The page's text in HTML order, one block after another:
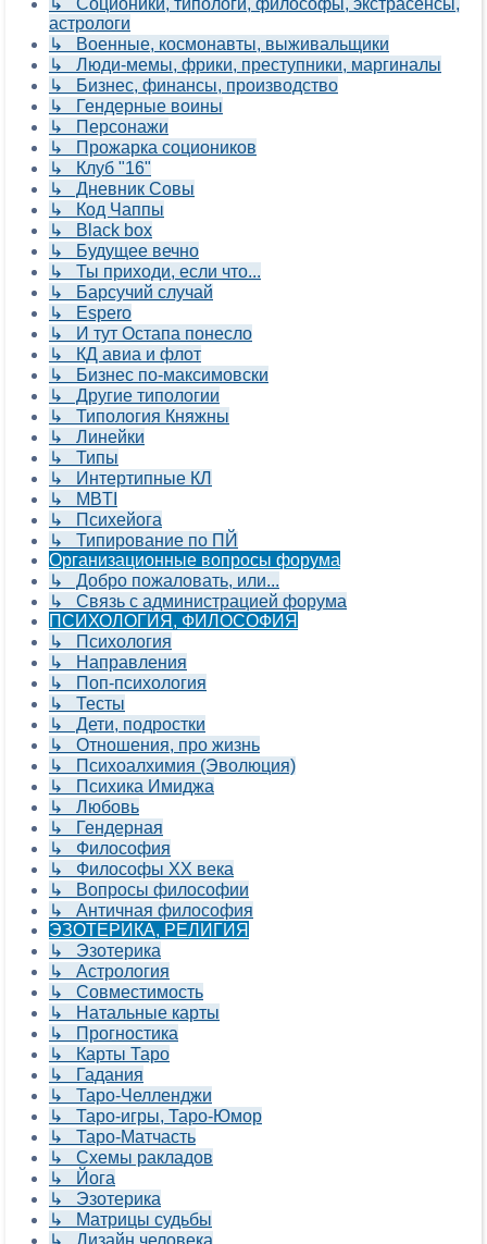
↳ Соционики, типологи, философы, экстрасенсы,
астрологи
↳ Военные, космонавты, выживальщики
↳ Люди-мемы, фрики, преступники, маргиналы
↳ Бизнес, финансы, производство
↳ Гендерные воины
↳ Персонажи
↳ Прожарка социоников
↳ Клуб "16"
↳ Дневник Совы
↳ Код Чаппы
↳ Black box
↳ Будущее вечно
↳ Ты приходи, если что...
↳ Барсучий случай
↳ Espero
↳ И тут Остапа понесло
↳ КД авиа и флот
↳ Бизнес по-максимовски
↳ Другие типологии
↳ Типология Княжны
↳ Линейки
↳ Типы
↳ Интертипные КЛ
↳ MBTI
↳ Психейога
↳ Типирование по ПЙ
Организационные вопросы форума
↳ Добро пожаловать, или...
↳ Связь с администрацией форума
ПСИХОЛОГИЯ, ФИЛОСОФИЯ
↳ Психология
↳ Направления
↳ Поп-психология
↳ Тесты
↳ Дети, подростки
↳ Отношения, про жизнь
↳ Психоалхимия (Эволюция)
↳ Психика Имиджа
↳ Любовь
↳ Гендерная
↳ Философия
↳ Философы XX века
↳ Вопросы философии
↳ Античная философия
ЭЗОТЕРИКА, РЕЛИГИЯ
↳ Эзотерика
↳ Астрология
↳ Совместимость
↳ Натальные карты
↳ Прогностика
↳ Карты Таро
↳ Гадания
↳ Таро-Челленджи
↳ Таро-игры, Таро-Юмор
↳ Таро-Матчасть
↳ Схемы ракладов
↳ Йога
↳ Эзотерика
↳ Матрицы судьбы
↳ Дизайн человека